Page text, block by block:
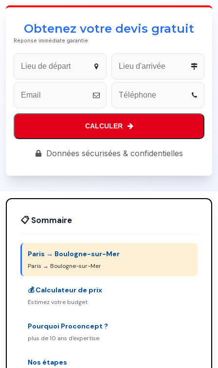
Obtenez votre devis gratuit
Réponse immédiate garantie
Phone
CALCULER
Données sécurisées & confidentielles
📋 Sommaire
Paris → Boulogne-sur-Mer
Paris → Boulogne-sur-Mer
💰 Calculateur de prix
Estimez votre budget
Pourquoi Proconcept ?
plus de 10 ans d'expertise
Nos étapes